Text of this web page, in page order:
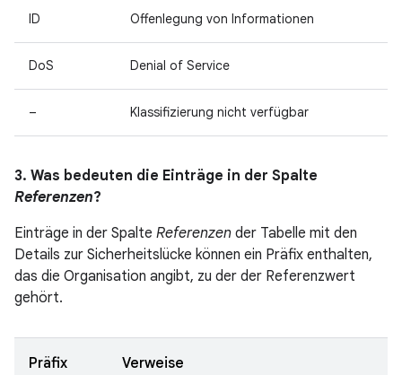
ID Offenlegung von Informationen
DoS Denial of Service
– Klassifizierung nicht verfügbar
3. Was bedeuten die Einträge in der Spalte
Referenzen?
Einträge in der Spalte Referenzen der Tabelle mit den
Details zur Sicherheitslücke können ein Präfix enthalten,
das die Organisation angibt, zu der der Referenzwert
gehört.
Präfix Verweise